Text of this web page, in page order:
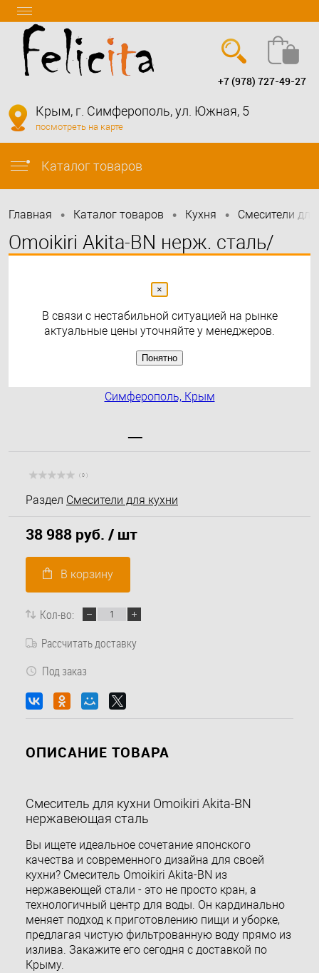
info@felicita-crimea.ru
+7 (978) 727-49-27
Крым, г. Симферополь, ул. Южная, 5
посмотреть на карте
Каталог товаров
Главная • Каталог товаров • Кухня • Смесители для
Omoikiri Akita-BN нерж. сталь/
( 0 )
Раздел Смесители для кухни
38 988 руб. / шт
В корзину
Кол-во:
Рассчитать доставку
Под заказ
ОПИСАНИЕ ТОВАРА
Смеситель для кухни Omoikiri Akita-BN
нержавеющая сталь
Вы ищете идеальное сочетание японского
качества и современного дизайна для своей
кухни? Смеситель Omoikiri Akita-BN из
нержавеющей стали - это не просто кран, а
технологичный центр для воды. Он кардинально
меняет подход к приготовлению пищи и уборке,
предлагая чистую фильтрованную воду прямо из
излива. Закажите его сегодня с доставкой по
Крыму.
×
В связи с нестабильной ситуацией на рынке
актуальные цены уточняйте у менеджеров.
Понятно